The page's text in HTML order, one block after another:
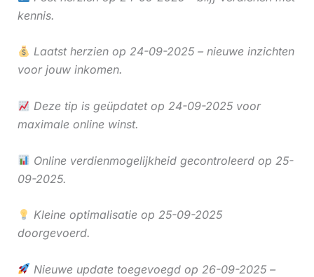
kennis.
Laatst herzien op 24-09-2025 – nieuwe inzichten
voor jouw inkomen.
Deze tip is geüpdatet op 24-09-2025 voor
maximale online winst.
Online verdienmogelijkheid gecontroleerd op 25-
09-2025.
Kleine optimalisatie op 25-09-2025
doorgevoerd.
Nieuwe update toegevoegd op 26-09-2025 –